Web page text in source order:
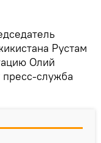
Рустам
Олий
служба